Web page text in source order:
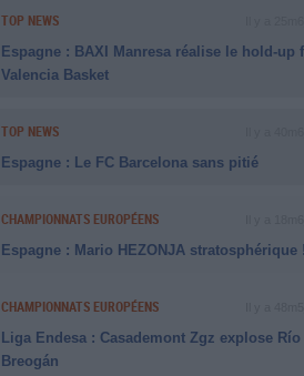
TOP NEWS
Espagne : BAXI Manresa réalise le hold-up
Valencia Basket
TOP NEWS
Espagne : Le FC Barcelona sans pitié
CHAMPIONNATS EUROPÉENS
Espagne : Mario HEZONJA stratosphérique !
CHAMPIONNATS EUROPÉENS
Liga Endesa : Casademont Zgz explose Río
Breogán